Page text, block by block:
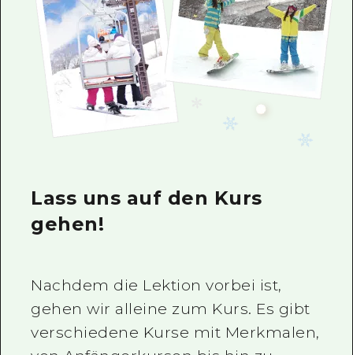
Lass uns auf den Kurs
gehen!
Nachdem die Lektion vorbei ist,
gehen wir alleine zum Kurs. Es gibt
verschiedene Kurse mit Merkmalen,